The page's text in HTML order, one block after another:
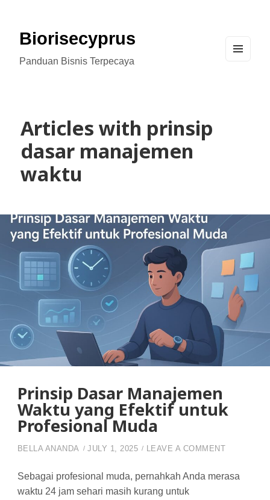
Biorisecyprus
Panduan Bisnis Terpecaya
Articles with prinsip
dasar manajemen
waktu
Prinsip Dasar Manajemen
Waktu yang Efektif untuk
Profesional Muda
BELLA ANANDA JULY 1, 2025 LEAVE A COMMENT ON
Sebagai profesional muda, pernahkah Anda merasa
waktu 24 jam sehari masih kurang untuk